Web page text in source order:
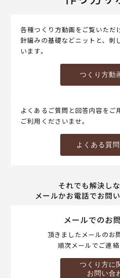
各種つくり方動画をご覧いただ
針編みの基礎などニットと、刺
います。
つくり方動
よくあるご質問と回答内容をご
ご利用くださいませ。
よくある質
それでも解決し
メールかお電話でお問
メールでのお
頂きましたメールのお
順次メールでご連絡
つくり方に
お問い合